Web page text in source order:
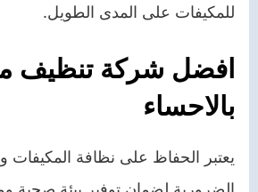
للمكيفات على المدى الطويل.
افضل شركة تنظيف
بالاحساء
يعتبر الحفاظ على نظافة المكيفات